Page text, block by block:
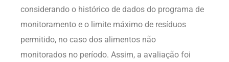
considerando o histórico de dados do programa de
monitoramento e o limite máximo de resíduos
permitido, no caso dos alimentos não
monitorados no período. Assim, a avaliação foi